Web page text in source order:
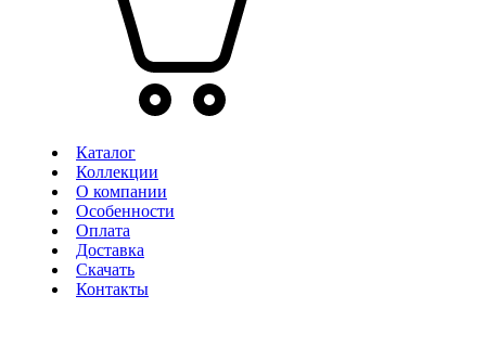
Каталог
Коллекции
О компании
Особенности
Оплата
Доставка
Скачать
Контакты